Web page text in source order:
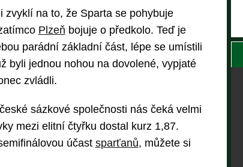
zvyklí na to, že Sparta se pohybuje
Plzeň bojuje o předkolo. Teď je
parádní základní část, lépe se umístili
byli jednou nohou na dovolené, vypjaté
zvládli.
sázkové společnosti nás čeká velmi
mezi elitní čtyřku dostal kurz 1,87.
účast sparťanů, můžete si